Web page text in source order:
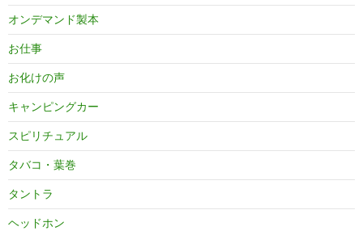
オンデマンド製本
お仕事
お化けの声
キャンピングカー
スピリチュアル
タバコ・葉巻
タントラ
ヘッドホン